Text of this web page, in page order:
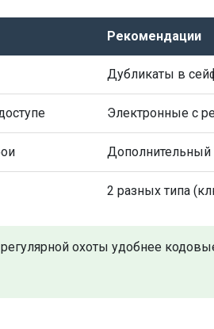
Рекомендации
Дубликаты в
Электронные с
Дополнительный
2 разных типа
охоты удобнее